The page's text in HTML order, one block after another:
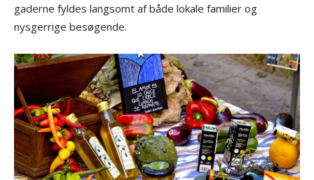
gaderne fyldes langsomt af både lokale familier og
nysgerrige besøgende.